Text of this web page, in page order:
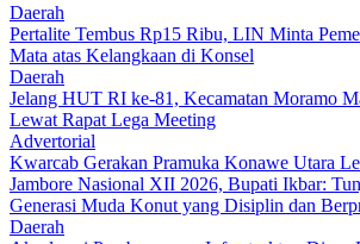
Daerah
‎Pertalite Tembus Rp15 Ribu, LIN Minta
Mata atas Kelangkaan di Konsel
Daerah
‎Jelang HUT RI ke-81, Kecamatan Moramo
Lewat Rapat Lega Meeting
Advertorial
‎Kwarcab Gerakan Pramuka Konawe Utara
Jambore Nasional XII 2026, Bupati Ikbar:
Generasi Muda Konut yang Disiplin dan
Daerah